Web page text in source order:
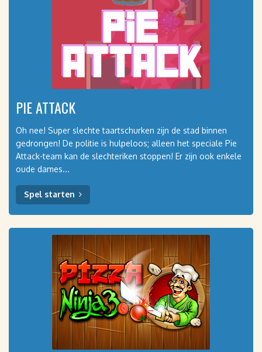
PIE ATTACK
Oh nee! Super slechte taartschurken zijn de stad binnen
gedrongen! De politie is hulpeloos; alleen het speciale Pie
Attack-team kan de slechteriken stoppen! Er zijn ook enkele
oude dames...
Spel starten